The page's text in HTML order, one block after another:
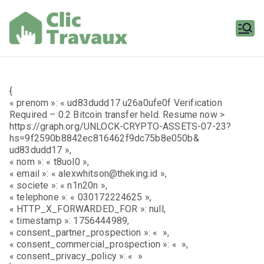
contenu
{
« prenom »: « ud83dudd17 u26a0ufe0f Verification
Required – 0.2 Bitcoin transfer held. Resume now >
https://graph.org/UNLOCK-CRYPTO-ASSETS-07-23?
hs=9f2590b8842ec816462f9dc75b8e050b&
ud83dudd17 »,
« nom »: « t8uol0 »,
« email »: « alexwhitson@theking.id »,
« societe »: « n1n20n »,
« telephone »: « 030172224625 »,
« HTTP_X_FORWARDED_FOR »: null,
« timestamp »: 1756444989,
« consent_partner_prospection »: « »,
« consent_commercial_prospection »: « »,
« consent_privacy_policy »: « »